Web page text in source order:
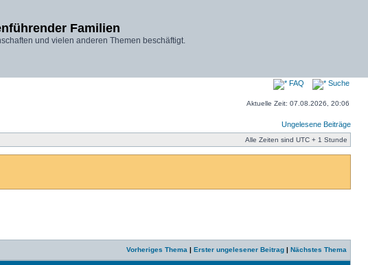
Familien
und vielen anderen Themen beschäftigt.
FAQ Suche
Aktuelle Zeit: 07.08.2026, 20:06
Ungelesene Beiträge
Alle Zeiten sind UTC + 1 Stunde
Vorheriges Thema | Erster ungelesener Beitrag | Nächstes Thema